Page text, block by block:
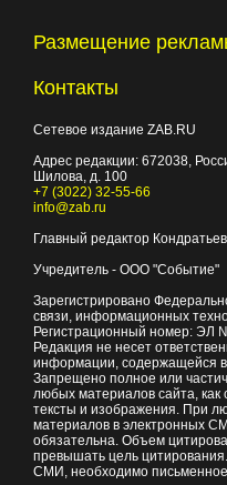
Размещение
Контакты
Сетевое издание ZAB.RU
Адрес редакции: 672038 ,
Шилова, д. 100
+7 (3022) 32-55-66
info@zab.ru
Главный редактор
Учредитель - ООО "Событие"
Зарегистрировано
связи, информационных
Регистрационный номер: ЭЛ
Редакция не несет
информации, содержащейся
Запрещено полное или
любых материалов сайта, как
тексты и изображения. При
материалов в электронных
обязательна. Объем
превышать цель
СМИ, необходимо